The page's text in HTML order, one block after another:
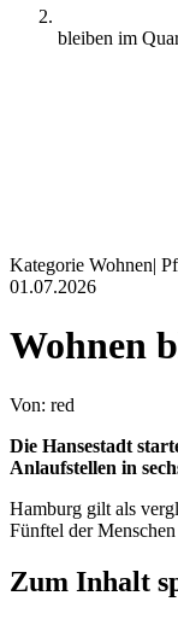
bleiben im
Kategorie Wohnen|
01.07.2026
Wohnen
Von: red
Die Hansestadt
Anlaufstellen in
Hamburg gilt als
Fünftel der
Zum Inhalt